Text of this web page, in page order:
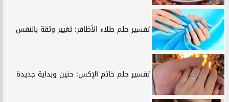
تفسير حلم طلاء الأظافر: تغيير وثقة بالنفس
تفسير حلم خاتم الإكس: حنين وبداية جديدة